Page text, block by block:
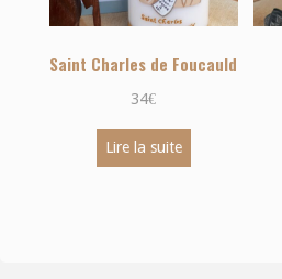
Saint Charles de Foucauld
34€
Lire la suite